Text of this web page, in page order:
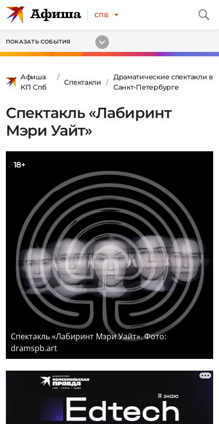
СПБ
ПОКАЗАТЬ СОБЫТИЯ
Афиша
КП Спб
Спектакли
Драматические спектакли в
Санкт-Петербурге
Спектакль «Лабиринт
Мэри Уайт»
18+
Спектакль «Лабиринт Мэри Уайт». Фото:
dramspb.art